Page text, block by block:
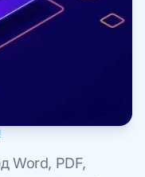
Word, PDF,